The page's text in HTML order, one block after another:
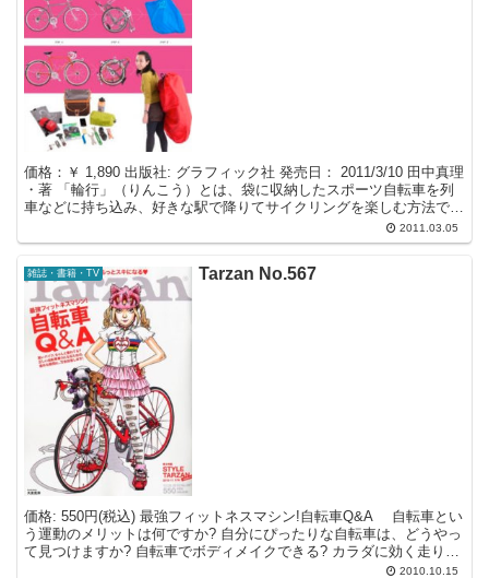
価格：￥ 1,890 出版社: グラフィック社 発売日： 2011/3/10 田中真理
・著 「輪行」（りんこう）とは、袋に収納したスポーツ自転車を列
車などに持ち込み、好きな駅で降りてサイクリングを楽しむ方法で
2011.03.05
雑誌・書籍・TV Tarzan No.567
価格: 550円(税込) 最強フィットネスマシン!自転車Q&A 自転車とい
う運動のメリットは何ですか? 自分にぴったりな自転車は、どうやっ
て見つけますか? 自転車でボディメイクできる? カラダに効く走り方
2010.10.15